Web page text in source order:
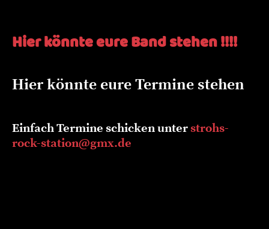
Hier könnte eure Band stehen !!!!
Hier könnte eure Termine stehen
Einfach Termine schicken unter strohs-
rock-station@gmx.de